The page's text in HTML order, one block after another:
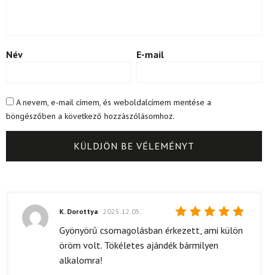
Név E-mail
A nevem, e-mail címem, és weboldalcímem mentése a
böngészőben a következő hozzászólásomhoz.
Értékelés:
/ 5
K. Dorottya 2025.12.05.
Gyönyörű csomagolásban érkezett, ami külön
öröm volt. Tökéletes ajándék bármilyen
alkalomra!